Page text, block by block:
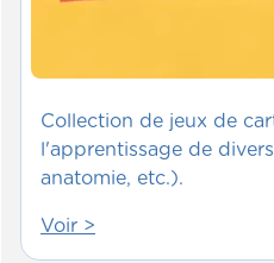
Collection de jeux de
l'apprentissage de
anatomie, etc.).
Voir >